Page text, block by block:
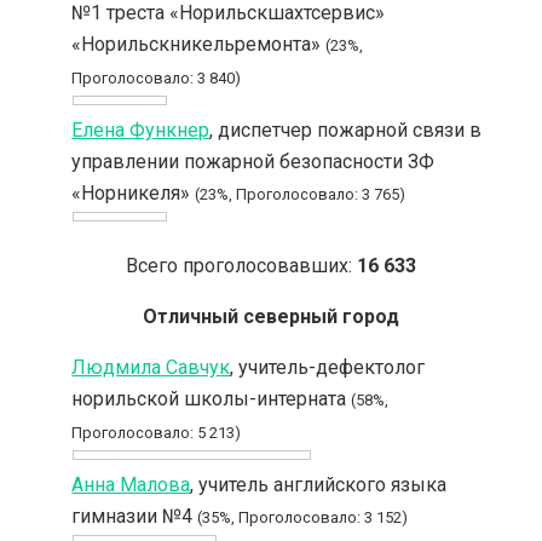
№1 треста «Норильскшахтсервис»
«Норильскникельремонта»(23%,
Проголосовало: 3 840)
Елена Функнер, диспетчер пожарной связи в
управлении пожарной безопасности ЗФ
«Норникеля»(23%, Проголосовало: 3 765)
Всего проголосовавших: 16 633
Отличный северный город
Людмила Савчук, учитель-дефектолог
норильской школы-интерната(58%,
Проголосовало: 5 213)
Анна Малова, учитель английского языка
гимназии №4(35%, Проголосовало: 3 152)